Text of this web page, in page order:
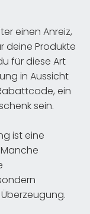
einen Anreiz,
deine Produkte
für diese Art
in Aussicht
ein
sein.
ist eine